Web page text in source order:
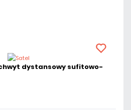
dystansowy sufitowo-